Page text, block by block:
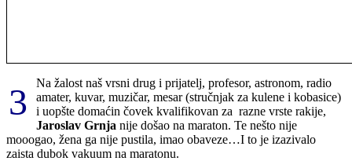
3
Na žalost naš vrsni drug i prijatelj, profesor, astronom, radio
amater, kuvar, muzičar, mesar (stručnjak za kulene i kobasice)
i uopšte domaćin čovek kvalifikovan za razne vrste rakije,
Jaroslav Grnja nije došao na maraton. Te nešto nije
mooogao, žena ga nije pustila, imao obaveze…I to je izazivalo
zaista dubok vakuum na maratonu.